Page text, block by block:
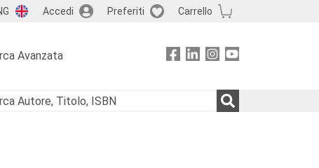
Accedi Preferiti Carrello
Avanzata